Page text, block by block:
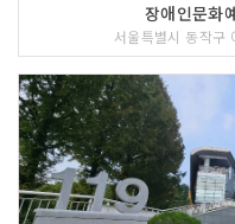
장애인문
서울특별시 동작구